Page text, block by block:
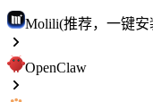
Molili(推荐，一键安
OpenClaw